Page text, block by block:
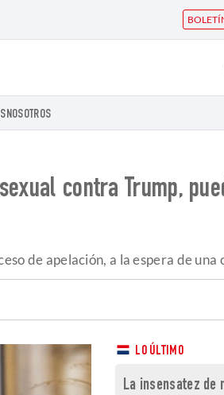
NOSOTROS
contra Trump,
de apelación, a la espera de una
LO ÚLTIMO
La insensatez de